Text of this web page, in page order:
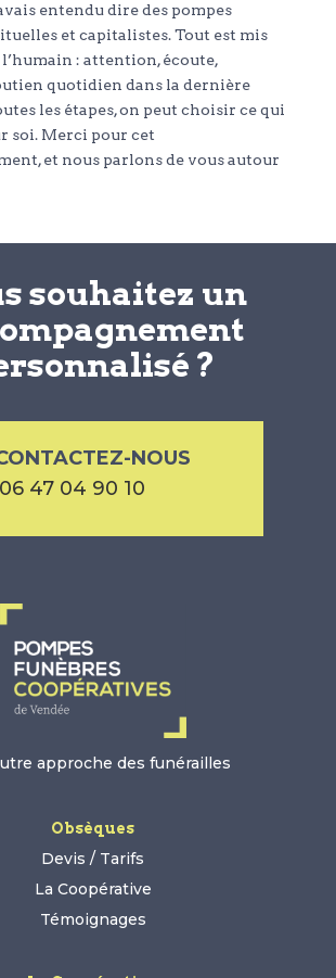
entendu dire des pompes
et capitalistes. Tout est mis
: attention, écoute,
quotidien dans la dernière
les étapes, on peut choisir ce qui
soi. Merci pour cet
et nous parlons de vous autour
souhaitez un
?
NOUS
06 47 04 90 10
approche des funérailles
Obsèques
Devis / Tarifs
La Coopérative
Témoignages